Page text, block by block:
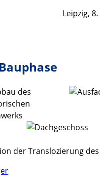
Leipzig,
der Translozierung